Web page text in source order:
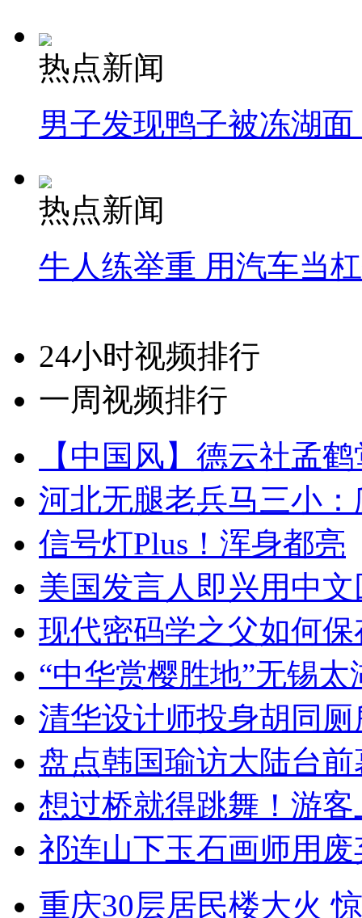
热点新闻
男子发现鸭子被冻湖
热点新闻
牛人练举重 用汽车当
24小时视频排行
一周视频排行
【中国风】德云社孟
河北无腿老兵马三小
信号灯Plus！浑身都亮
美国发言人即兴用中
现代密码学之父如何
“中华赏樱胜地”无锡
清华设计师投身胡同
盘点韩国瑜访大陆台
想过桥就得跳舞！游客
祁连山下玉石画师用
重庆30层居民楼大火